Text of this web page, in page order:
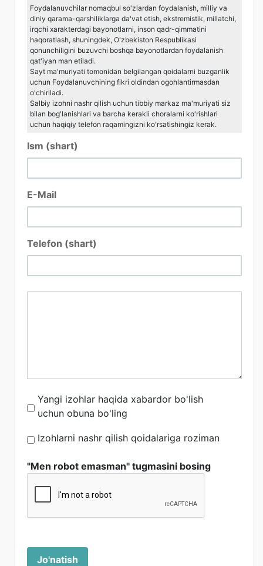
Foydalanuvchilar nomaqbul so'zlardan foydalanish, milliy va
diniy qarama-qarshiliklarga da'vat etish, ekstremistik, millatchi,
irqchi xarakterdagi bayonotlarni, inson qadr-qimmatini
haqoratlash, shuningdek, O'zbekiston Respublikasi
qonunchiligini buzuvchi boshqa bayonotlardan foydalanish
qat'iyan man etiladi.
Sayt ma'muriyati tomonidan belgilangan qoidalarni buzganlik
uchun Foydalanuvchining fikri oldindan ogohlantirmasdan
o'chiriladi.
Salbiy izohni nashr qilish uchun tibbiy markaz ma'muriyati siz
bilan bog'lanishlari va barcha kerakli choralarni ko'rishlari
uchun haqiqiy telefon raqamingizni ko'rsatishingiz kerak.
Ism (shart)
E-Mail
Telefon (shart)
Yangi izohlar haqida xabardor bo'lish
uchun obuna bo'ling
Izohlarni nashr qilish qoidalariga roziman
"Men robot emasman" tugmasini bosing
Jo'natish